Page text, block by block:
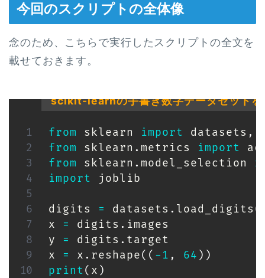
今回のスクリプトの全体像
念のため、こちらで実行したスクリプトの全文を
載せておきます。
scikit-learnの手書き数字データセットを
from sklearn import datasets ,
from sklearn . metrics
import
from sklearn . model_selection
import
joblib
digits = datasets . load_digits (
x
= digits . images
y
= digits . target
x
= x . reshape( ( - 1 , 64 ) )
print ( x )